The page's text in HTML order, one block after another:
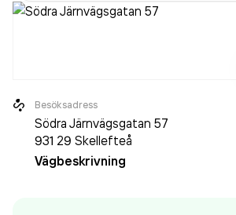
Besöksadress
Södra Järnvägsgatan 57
931 29 Skellefteå
Vägbeskrivning